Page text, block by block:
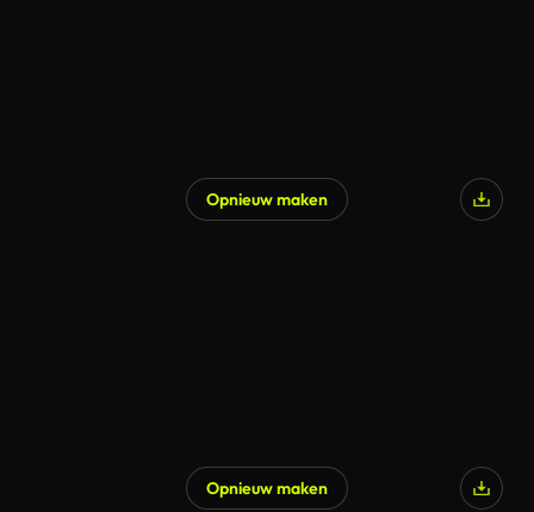
Opnieuw maken
Opnieuw maken